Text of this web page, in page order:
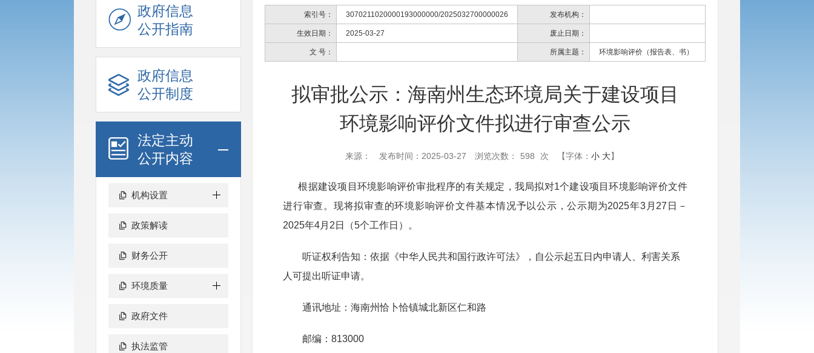
政府信息
公开指南
政府信息
公开制度
法定主动
公开内容
机构设置
政策解读
财务公开
环境质量
政府文件
执法监管
索引号： 3070211020000193000000/2025032700000026 发布机构：
生效日期： 2025-03-27 废止日期：
文 号： 所属主题： 环境影响评价（报告表、书）
拟审批公示：海南州生态环境局关于建设项目
环境影响评价文件拟进行审查公示
来源： 发布时间：2025-03-27 浏览次数： 598 次 【字体： 小 大】
根据建设项目环境影响评价审批程序的有关规定，我局拟对1个建设项目环境影响评价文件
进行审查。现将拟审查的环境影响评价文件基本情况予以公示，公示期为2025年3月27日－
2025年4月2日（5个工作日）。
听证权利告知：依据《中华人民共和国行政许可法》，自公示起五日内申请人、利害关系
人可提出听证申请。
通讯地址：海南州恰卜恰镇城北新区仁和路
邮编：813000